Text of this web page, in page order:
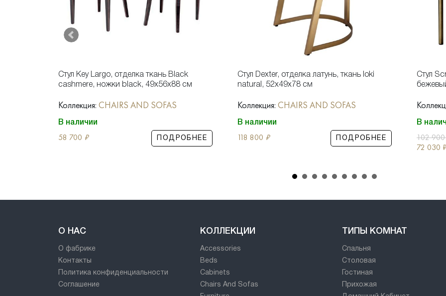
Стул Key Largo, отделка ткань Black
cashmere, ножки black, 49x56x88 см
Коллекция: CHAIRS AND SOFAS
В наличии
58 700 ₽ ПОДРОБНЕЕ
Стул Dexter, отделка латунь, ткань loki
natural, 52x49x78 см
Коллекция: CHAIRS AND SOFAS
В наличии
118 800 ₽ ПОДРОБНЕЕ
Стул
В
102
72 030
О НАС
О фабрике
Контакты
Политика конфиденциальности
Соглашение
КОЛЛЕКЦИИ
Accessories
Beds
Cabinets
Chairs And Sofas
ТИПЫ КОМНАТ
Спальня
Столовая
Гостиная
Прихожая